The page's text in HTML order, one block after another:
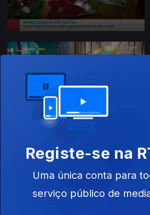
Registe-se na
Uma única conta para
serviço público de